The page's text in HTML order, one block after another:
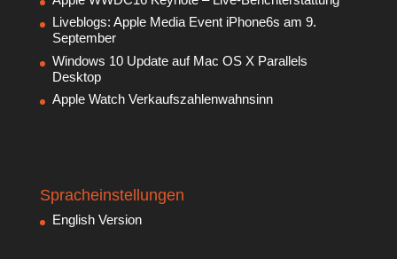
Liveblogs: Apple Media Event iPhone6s am 9.
September
Windows 10 Update auf Mac OS X Parallels
Desktop
Apple Watch Verkaufszahlenwahnsinn
Spracheinstellungen
English Version